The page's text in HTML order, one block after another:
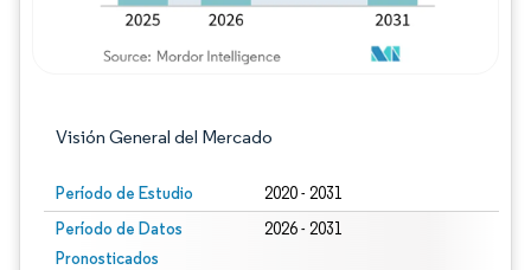
Visión General del Mercado
Período de Estudio 2020 - 2031
Período de Datos
Pronosticados
2026 - 2031